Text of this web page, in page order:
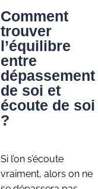
Comment
trouver
l’équilibre
entre
dépassement
de soi et
écoute de soi
?
Si l’on s’écoute
vraiment, alors on ne